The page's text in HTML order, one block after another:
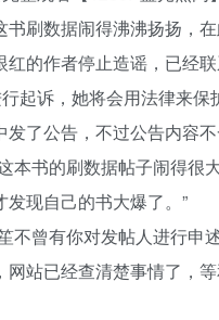
刷数据闹得沸沸扬扬，
的作者停止造谣，已经
起诉，她将会用法律来保
了公告，不过公告内容不
本书的刷数据帖子闹得
现自己的书大爆了。”
不曾有你对发帖人进行申
站已经查清楚事情了，